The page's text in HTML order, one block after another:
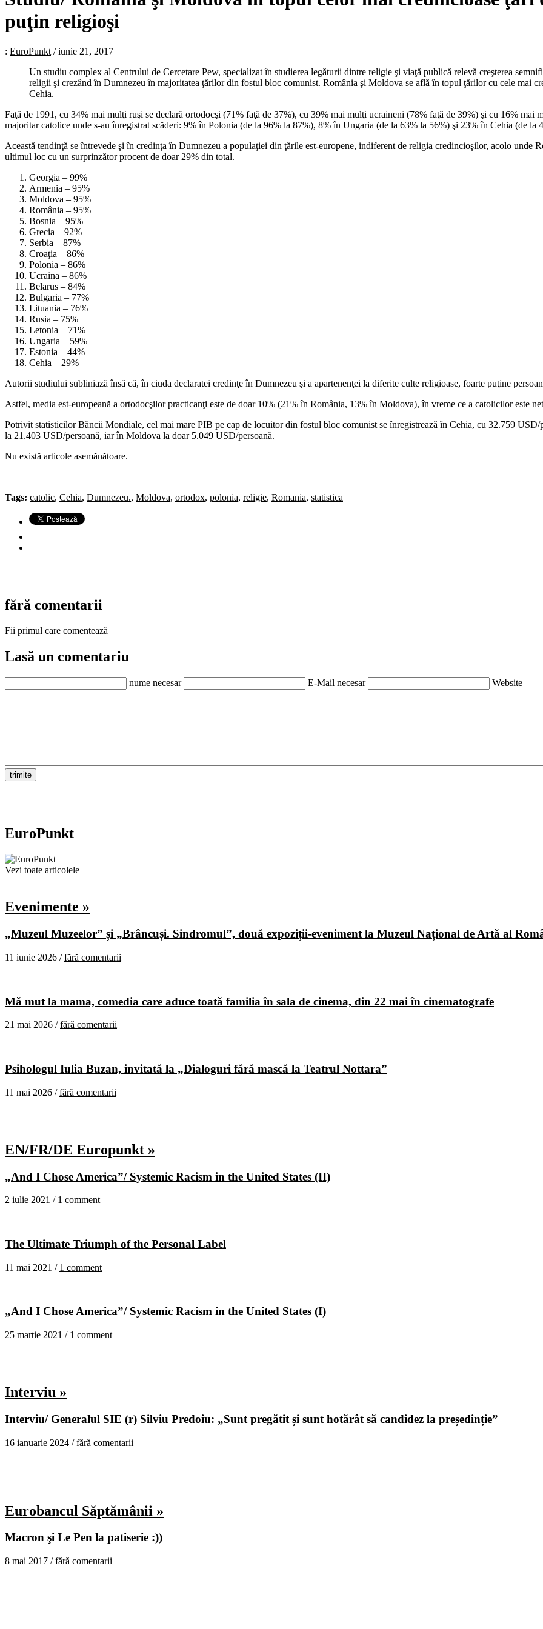
puţin religioşi
: EuroPunkt /iunie 21, 2017
Un studiu complex al Centrului de Cercetare Pew, specializat în studierea legăturii dintre religie şi viaţă publică relevă creşterea
religii şi crezând în Dumnezeu în majoritatea ţărilor din fostul bloc comunist. România şi Moldova se află în topul ţărilor cu cele mai
Cehia.
Faţă de 1991, cu 34% mai mulţi ruşi se declară ortodocşi (71% faţă de 37%), cu 39% mai mulţi ucraineni (78% faţă de 39%) şi cu 16% mai
majoritar catolice unde s-au înregistrat scăderi: 9% în Polonia (de la 96% la 87%), 8% în Ungaria (de la 63% la 56%) şi 23% în Cehia (de la
Această tendinţă se întrevede şi în credinţa în Dumnezeu a populaţiei din ţările est-europene, indiferent de religia credincioşilor, acolo unde
ultimul loc cu un surprinzător procent de doar 29% din total.
Georgia – 99%
Armenia – 95%
Moldova – 95%
România – 95%
Bosnia – 95%
Grecia – 92%
Serbia – 87%
Croaţia – 86%
Polonia – 86%
Ucraina – 86%
Belarus – 84%
Bulgaria – 77%
Lituania – 76%
Rusia – 75%
Letonia – 71%
Ungaria – 59%
Estonia – 44%
Cehia – 29%
Autorii studiului subliniază însă că, în ciuda declaratei credinţe în Dumnezeu şi a apartenenţei la diferite culte religioase, foarte puţine
Astfel, media est-europeană a ortodocşilor practicanţi este de doar 10% (21% în România, 13% în Moldova), în vreme ce a catolicilor este
Potrivit statisticilor Băncii Mondiale, cel mai mare PIB pe cap de locuitor din fostul bloc comunist se înregistrează în Cehia, cu 32.759 USD/
la 21.403 USD/persoană, iar în Moldova la doar 5.049 USD/persoană.
Nu există articole asemănătoare.
Tags: catolic, Cehia, Dumnezeu., Moldova, ortodox, polonia, religie, Romania, statistica
fără comentarii
Fii primul care comentează
Lasă un comentariu
nume necesar E-Mail necesar Website
EuroPunkt
Vezi toate articolele
Evenimente »
„Muzeul Muzeelor” și „Brâncuși. Sindromul”, două expoziții-eveniment la Muzeul Național de Artă al
11 iunie 2026 /fără comentarii
Mă mut la mama, comedia care aduce toată familia în sala de cinema, din 22 mai în cinematografe
21 mai 2026 /fără comentarii
Psihologul Iulia Buzan, invitată la „Dialoguri fără mască la Teatrul Nottara”
11 mai 2026 /fără comentarii
EN/FR/DE Europunkt »
„And I Chose America”/ Systemic Racism in the United States (II)
2 iulie 2021 / 1 comment
The Ultimate Triumph of the Personal Label
11 mai 2021 / 1 comment
„And I Chose America”/ Systemic Racism in the United States (I)
25 martie 2021 / 1 comment
Interviu »
Interviu/ Generalul SIE (r) Silviu Predoiu: „Sunt pregătit și sunt hotărât să candidez la președinție”
16 ianuarie 2024 /fără comentarii
Eurobancul Săptămânii »
Macron şi Le Pen la patiserie :))
8 mai 2017 /fără comentarii